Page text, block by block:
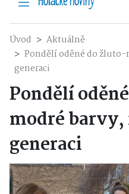
Úvod
Aktuálně
Pondělí oděné do
generaci
Pondělí
modré
generaci